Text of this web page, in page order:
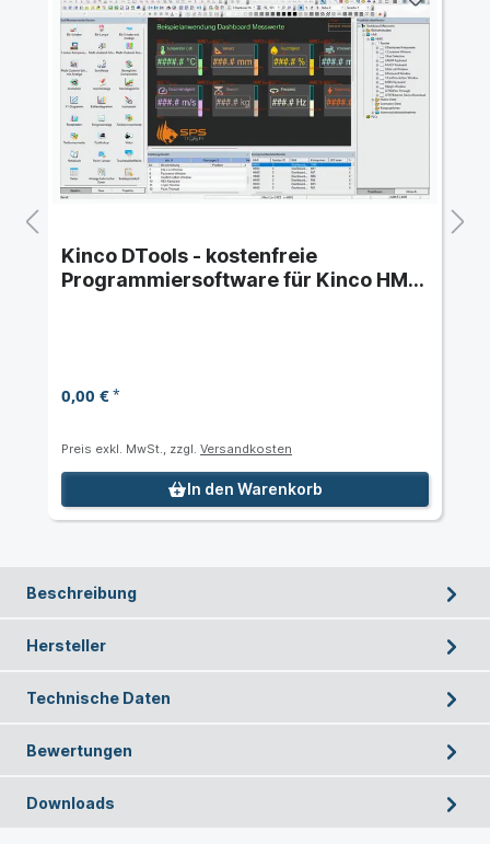
Kinco DTools - kostenfreie
Programmiersoftware für Kinco HMI
0,00 €*
Preis exkl. MwSt., zzgl. Versandkosten
In den Warenkorb
Beschreibung
Hersteller
Technische Daten
Bewertungen
Downloads